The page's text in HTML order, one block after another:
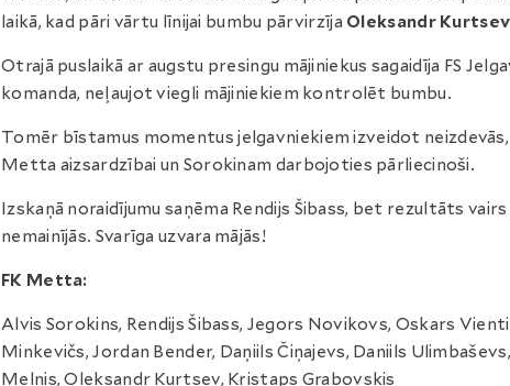
laikā, kad pāri vārtu līnijai bumbu pārvirzīja Oleksandr Kurtsev
Otrajā puslaikā ar augstu presingu mājiniekus sagaidīja FS
komanda, neļaujot viegli mājiniekiem kontrolēt bumbu.
Tomēr bīstamus momentus jelgavniekiem izveidot neizdevās,
Metta aizsardzībai un Sorokinam darbojoties pārliecinoši.
Izskaņā noraidījumu saņēma Rendijs Šibass, bet rezultāts vairs
nemainījās. Svarīga uzvara mājās!
FK Metta:
Alvis Sorokins, Rendijs Šibass, Jegors Novikovs, Oskars
Minkevičs, Jordan Bender, Daņiils Čiņajevs, Daniils
Melnis, Oleksandr Kurtsev, Kristaps Grabovskis